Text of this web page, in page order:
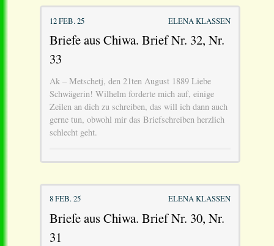
12 FEB. 25 ELENA KLASSEN
Briefe aus Chiwa. Brief Nr. 32, Nr.
33
Ak – Metschetj, den 21ten August 1889 Liebe
Schwägerin! Wilhelm forderte mich auf, einige
Zeilen an dich zu schreiben, das will ich dann auch
gerne tun, obwohl mir das Briefschreiben herzlich
schlecht geht.
8 FEB. 25 ELENA KLASSEN
Briefe aus Chiwa. Brief Nr. 30, Nr.
31